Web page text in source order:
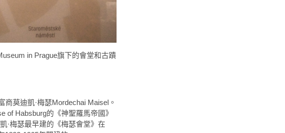
in Prague旗下的會堂和古蹟
莫迪凱·梅瑟Mordechai Maisel。
of Habsburg的《神聖羅馬帝國》
·梅瑟最早建的《梅瑟會堂》在